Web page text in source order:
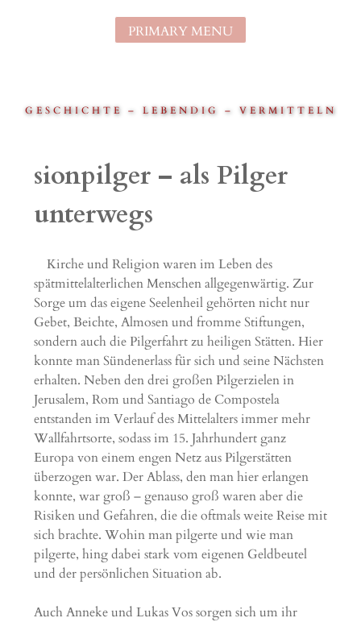
GESCHICHTE – LEBENDIG – VERMITTELN
PRIMARY MENU
sionpilger – als Pilger
unterwegs
Kirche und Religion waren im Leben des
spätmittelalterlichen Menschen allgegenwärtig. Zur
Sorge um das eigene Seelenheil gehörten nicht nur
Gebet, Beichte, Almosen und fromme Stiftungen,
sondern auch die Pilgerfahrt zu heiligen Stätten. Hier
konnte man Sündenerlass für sich und seine Nächsten
erhalten. Neben den drei großen Pilgerzielen in
Jerusalem, Rom und Santiago de Compostela
entstanden im Verlauf des Mittelalters immer mehr
Wallfahrtsorte, sodass im 15. Jahrhundert ganz
Europa von einem engen Netz aus Pilgerstätten
überzogen war. Der Ablass, den man hier erlangen
konnte, war groß – genauso groß waren aber die
Risiken und Gefahren, die die oftmals weite Reise mit
sich brachte. Wohin man pilgerte und wie man
pilgerte, hing dabei stark vom eigenen Geldbeutel
und der persönlichen Situation ab.
Auch Anneke und Lukas Vos sorgen sich um ihr